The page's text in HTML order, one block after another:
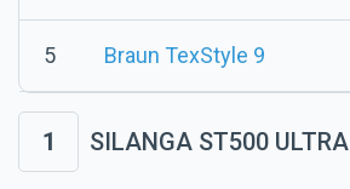
5 Braun TexStyle 9
1 SILANGA ST500 ULTRA